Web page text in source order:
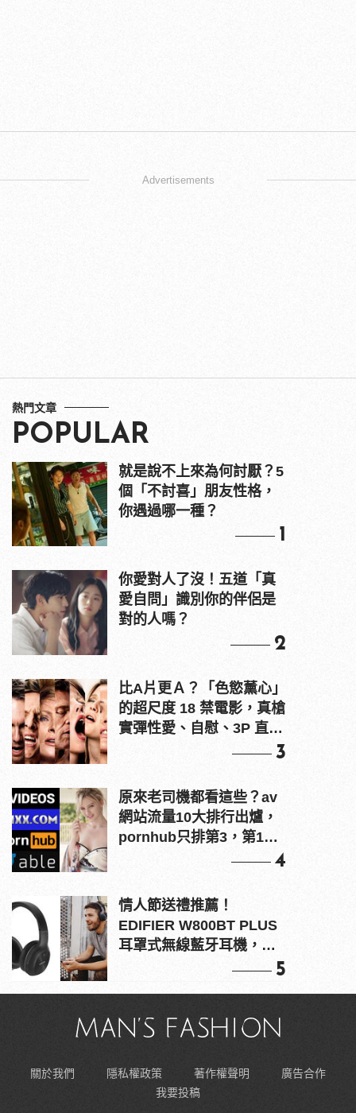
Advertisements
熱門文章
POPULAR
就是說不上來為何討厭？5
個「不討喜」朋友性格，
你遇過哪一種？
1
你愛對人了沒！五道「真
愛自問」識別你的伴侶是
對的人嗎？
2
比A片更Ａ？「色慾薰心」
的超尺度 18 禁電影，真槍
實彈性愛、自慰、3P 直接
3
原來老司機都看這些？av
網站流量10大排行出爐，
pornhub只排第3，第1名
4
情人節送禮推薦！
EDIFIER W800BT PLUS
耳罩式無線藍牙耳機，在
5
關於我們 隱私權政策 著作權聲明
廣告合作
我要投稿